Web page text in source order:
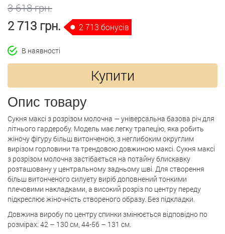
3 618 грн.
2 713 грн. 2 713 бонусів
В наявності
Купити
Опис товару
Сукня максі з розрізом молочна — універсальна базова річ для
літнього гардеробу. Модель має легку трапецію, яка робить
жіночу фігуру більш витонченою, з неглибоким округлим
вирізом горловини та трендовою довжиною максі. Сукня максі
з розрізом молочна застібається на потайну блискавку
розташовану у центральному задньому шві. Для створення
більш витонченого силуету виріб доповнений тонкими
плечовими накладками, а високий розріз по центру переду
підкреслює жіночність створеного образу. Без підкладки.
Довжина виробу по центру спинки змінюється відповідно по
розмірах: 42 – 130 см, 44-56 – 131 см.